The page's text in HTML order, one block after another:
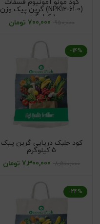
کود مونو آمونیوم فسفات
(NPK12-61-0) گرین پیک وزن
1 کیلوگرم
700,000 تومان
-14%
کود جلبک دریایی گرین پیک
5 کیلوگرم
7,300,000 تومان
-24%